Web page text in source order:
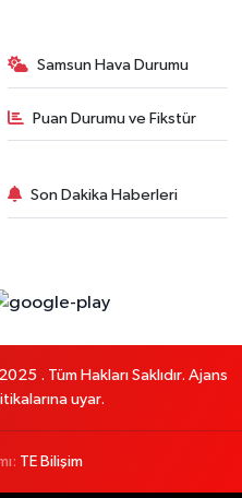
Samsun Hava Durumu
Puan Durumu ve Fikstür
Son Dakika Haberleri
. Tüm Hakları Saklıdır. Ajans
uyar.
TE Bilişim